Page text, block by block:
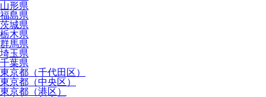
山形県
福島県
茨城県
栃木県
群馬県
埼玉県
千葉県
東京都（千代田区）
東京都（中央区）
東京都（港区）